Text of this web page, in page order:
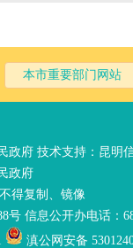
本市重要部门网站
政府 技术支持： 昆明
政府
得复制、镜像
号 信息公开办电话：
滇公网安备